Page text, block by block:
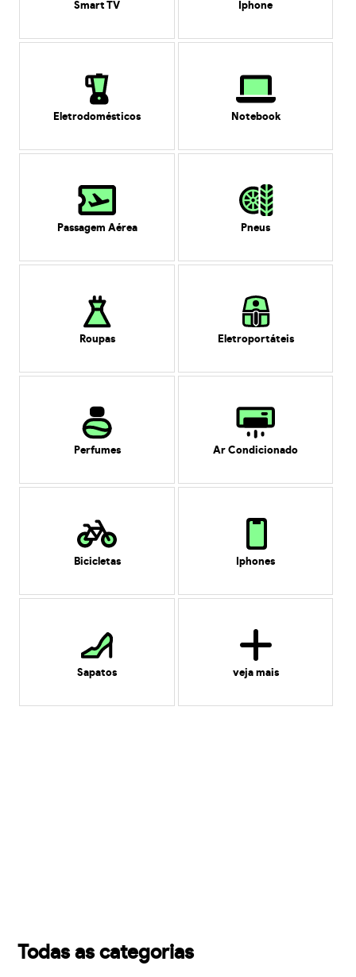
Smart TV Iphone
Eletrodomésticos Notebook
Passagem Aérea Pneus
Roupas Eletroportáteis
Perfumes Ar Condicionado
Bicicletas Iphones
Sapatos veja mais
Todas as categorias